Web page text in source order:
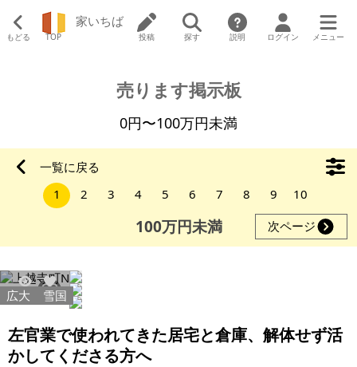
もどる TOP
家いちば
投稿 探す 説明 ログイン メニュー
売ります掲示板
0円〜100万円未満
一覧に戻る
1
2 3 4 5 6 7 8 9 10
100万円未満 次ページ
315 2
広大 雪国
左官業で使われてきた居宅と倉庫、解体せず活
かしてくださる方へ